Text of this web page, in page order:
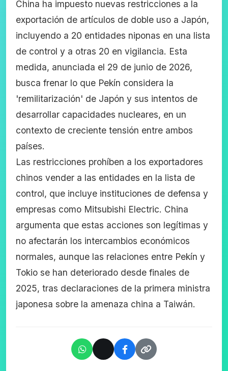
China ha impuesto nuevas restricciones a la
exportación de artículos de doble uso a Japón,
incluyendo a 20 entidades niponas en una lista
de control y a otras 20 en vigilancia. Esta
medida, anunciada el 29 de junio de 2026,
busca frenar lo que Pekín considera la
'remilitarización' de Japón y sus intentos de
desarrollar capacidades nucleares, en un
contexto de creciente tensión entre ambos
países.
Las restricciones prohíben a los exportadores
chinos vender a las entidades en la lista de
control, que incluye instituciones de defensa y
empresas como Mitsubishi Electric. China
argumenta que estas acciones son legítimas y
no afectarán los intercambios económicos
normales, aunque las relaciones entre Pekín y
Tokio se han deteriorado desde finales de
2025, tras declaraciones de la primera ministra
japonesa sobre la amenaza china a Taiwán.